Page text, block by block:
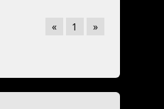
« 1 »